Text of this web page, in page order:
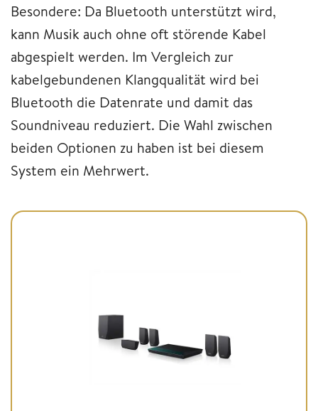
Besondere: Da Bluetooth unterstützt wird,
kann Musik auch ohne oft störende Kabel
abgespielt werden. Im Vergleich zur
kabelgebundenen Klangqualität wird bei
Bluetooth die Datenrate und damit das
Soundniveau reduziert. Die Wahl zwischen
beiden Optionen zu haben ist bei diesem
System ein Mehrwert.